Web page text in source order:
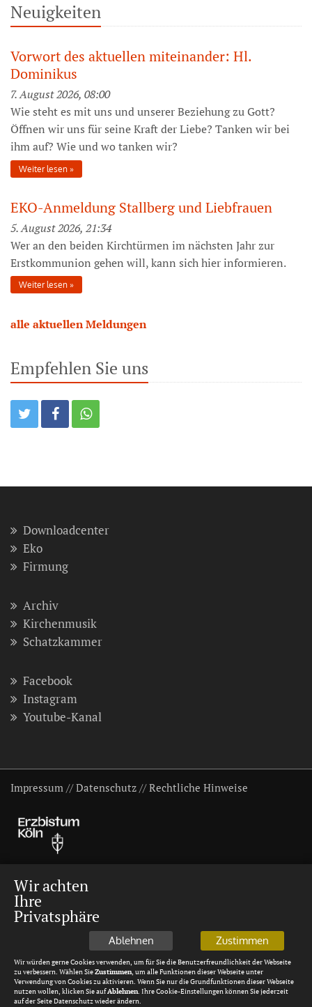
Neuigkeiten
Vorwort des aktuellen miteinander: Hl.
Dominikus
7. August 2026, 08:00
Wie steht es mit uns und unserer Beziehung zu Gott?
Öffnen wir uns für seine Kraft der Liebe? Tanken wir bei
ihm auf? Wie und wo tanken wir?
Weiter lesen
EKO-Anmeldung Stallberg und Liebfrauen
5. August 2026, 21:34
Wer an den beiden Kirchtürmen im nächsten Jahr zur
Erstkommunion gehen will, kann sich hier informieren.
Weiter lesen
alle aktuellen Meldungen
Empfehlen Sie uns
Downloadcenter
Eko
Firmung
Archiv
Kirchenmusik
Schatzkammer
Facebook
Instagram
Youtube-Kanal
Impressum //Datenschutz //Rechtliche Hinweise
Wir achten
Ihre
Privatsphäre
Ablehnen Zustimmen
Wir würden gerne Cookies verwenden, um für Sie die Benutzerfreundlichkeit der Webseite
zu verbessern. Wählen SieZustimmen, um alle Funktionen dieser Webseite unter
Verwendung von Cookies zu aktivieren. Wenn Sie nur die Grundfunktionen dieser Webseite
nutzen wollen, klicken Sie aufAblehnen. Ihre Cookie-Einstellungen können Sie jederzeit
auf der Seite Datenschutz wieder ändern.